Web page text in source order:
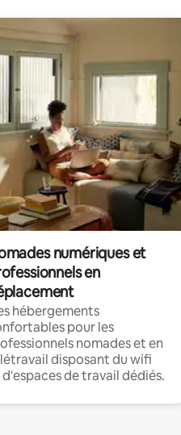
numériques et
en
hébergements
pour les
nomades et en
disposant du wifi
de travail dédiés.